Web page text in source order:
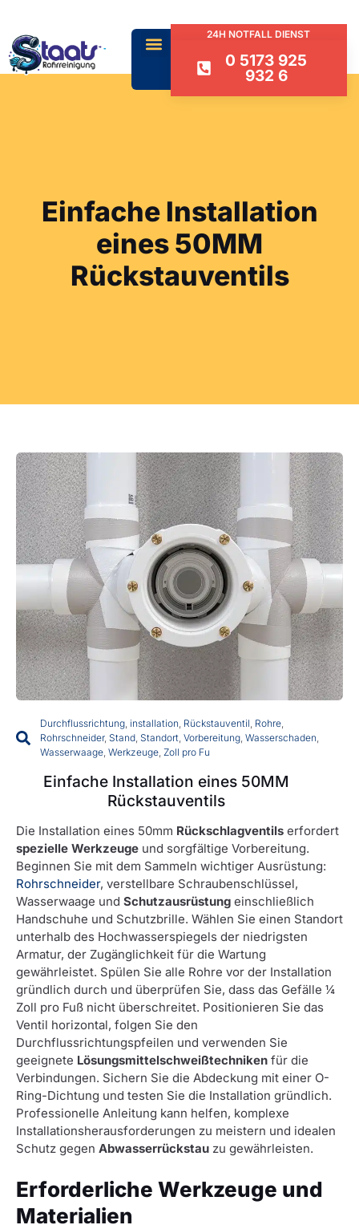
24H NOTFALL DIENST
0 5173 925
932 6
Einfache Installation
eines 50MM
Rückstauventils
Durchflussrichtung, installation, Rückstauventil, Rohre,
Rohrschneider, Stand, Standort, Vorbereitung, Wasserschaden,
Wasserwaage, Werkzeuge, Zoll pro Fu
Einfache Installation eines 50MM
Rückstauventils
Die Installation eines 50mm Rückschlagventils erfordert
spezielle Werkzeuge und sorgfältige Vorbereitung.
Beginnen Sie mit dem Sammeln wichtiger Ausrüstung:
Rohrschneider, verstellbare Schraubenschlüssel,
Wasserwaage und Schutzausrüstung einschließlich
Handschuhe und Schutzbrille. Wählen Sie einen Standort
unterhalb des Hochwasserspiegels der niedrigsten
Armatur, der Zugänglichkeit für die Wartung
gewährleistet. Spülen Sie alle Rohre vor der Installation
gründlich durch und überprüfen Sie, dass das Gefälle ¼
Zoll pro Fuß nicht überschreitet. Positionieren Sie das
Ventil horizontal, folgen Sie den
Durchflussrichtungspfeilen und verwenden Sie
geeignete Lösungsmittelschweißtechniken für die
Verbindungen. Sichern Sie die Abdeckung mit einer O-
Ring-Dichtung und testen Sie die Installation gründlich.
Professionelle Anleitung kann helfen, komplexe
Installationsherausforderungen zu meistern und idealen
Schutz gegen Abwasserrückstau zu gewährleisten.
Erforderliche Werkzeuge und
Materialien